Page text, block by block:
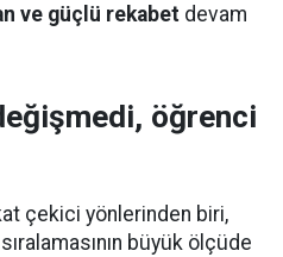
ve güçlü rekabet devam
öğrenci
çekici yönlerinden biri,
büyük ölçüde